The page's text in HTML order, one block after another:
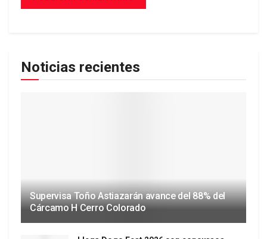
Noticias recientes
Supervisa Toño Astiazarán avance del 88% del
Cárcamo H Cerro Colorado